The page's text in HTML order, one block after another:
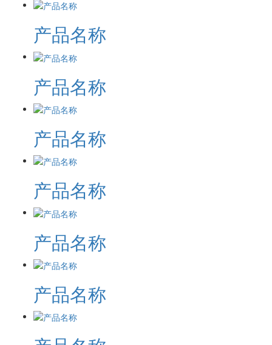
产品名称
产品名称
产品名称
产品名称
产品名称
产品名称